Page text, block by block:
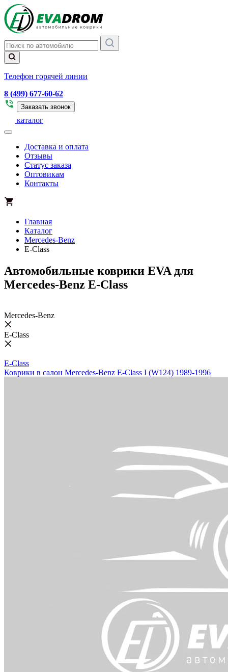
Телефон горячей линии
8 (499) 677-60-62
Заказать звонок
каталог
Доставка и оплата
Отзывы
Статус заказа
Оптовикам
Контакты
Главная
Каталог
Mercedes-Benz
E-Class
Автомобильные коврики EVA для
Mercedes-Benz E-Class
Mercedes-Benz
E-Class
E-Class
Коврики в салон Mercedes-Benz E-Class I (W124) 1989-1996